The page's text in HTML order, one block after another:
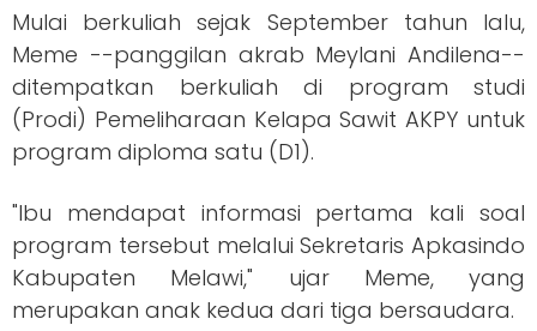
Mulai berkuliah sejak September tahun lalu,
Meme --panggilan akrab Meylani Andilena--
ditempatkan berkuliah di program studi
(Prodi) Pemeliharaan Kelapa Sawit AKPY untuk
program diploma satu (D1).
"Ibu mendapat informasi pertama kali soal
program tersebut melalui Sekretaris Apkasindo
Kabupaten Melawi," ujar Meme, yang
merupakan anak kedua dari tiga bersaudara.